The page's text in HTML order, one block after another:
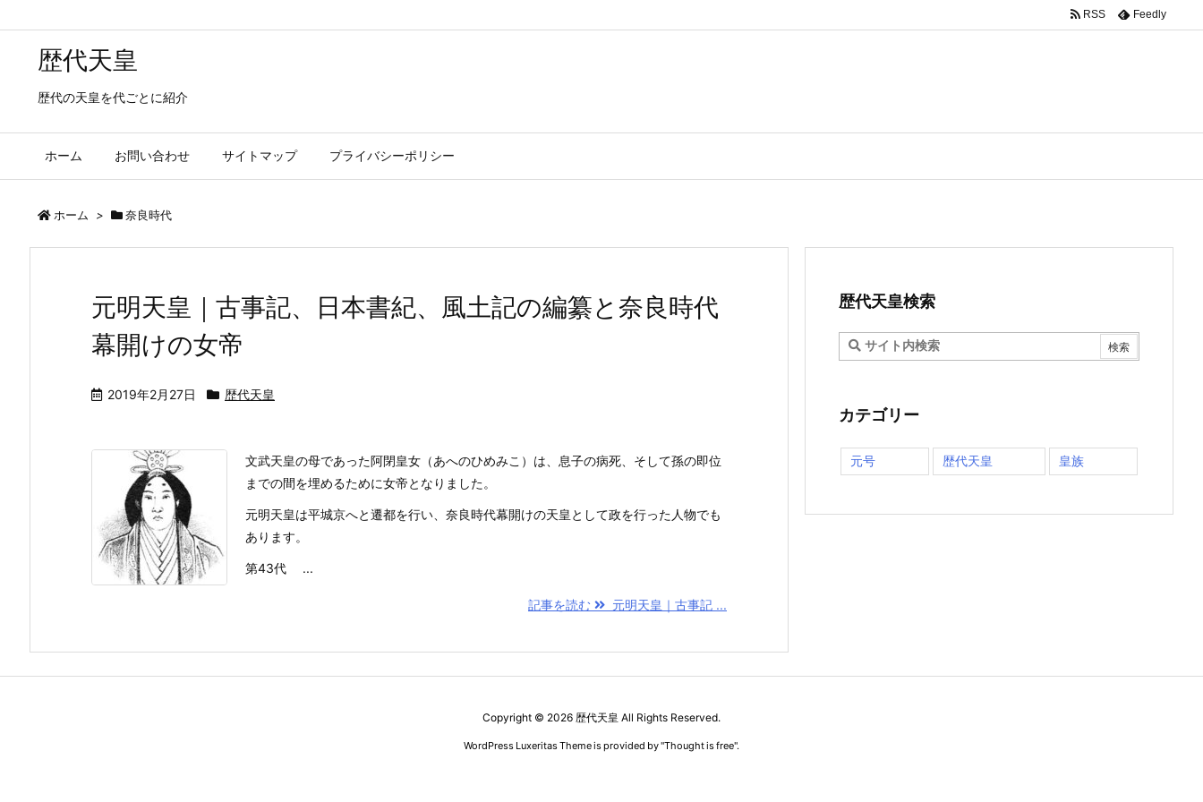
歴代天皇
歴代の天皇を代ごとに紹介
ホーム お問い合わせ サイトマップ プライバシーポリシー
RSS Feedly
ホーム > 奈良時代
元明天皇｜古事記、日本書紀、風土記の編纂と奈良時代
幕開けの女帝
2019年2月27日 歴代天皇
文武天皇の母であった阿閉皇女（あへのひめみこ）は、息子の病死、そして孫の即位
までの間を埋めるために女帝となりました。
元明天皇は平城京へと遷都を行い、奈良時代幕開けの天皇として政を行った人物でも
あります。
第43代 ...
記事を読む 元明天皇｜古事記 ...
歴代天皇検索
カテゴリー
元号 歴代天皇 皇族
Copyright © 2026 歴代天皇 All Rights Reserved.
WordPress Luxeritas Theme is provided by "Thought is free".